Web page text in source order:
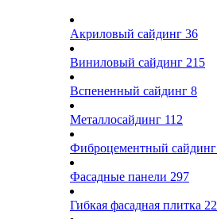
Акриловый сайдинг 36
Виниловый сайдинг 215
Вспененный сайдинг 8
Металлосайдинг 112
Фиброцементный сайдинг
Фасадные панели 297
Гибкая фасадная плитка 22